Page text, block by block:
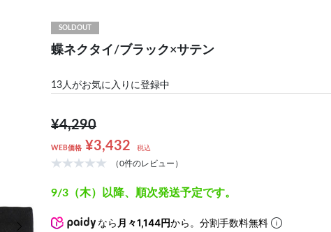
次の画像
SOLDOUT
蝶ネクタイ/ブラック×サテン
13人がお気に入りに登録中
¥4,290
WEB価格 ¥3,432 税込
（0件のレビュー）
9/3（木）以降、順次発送予定です。
なら 月々1,144円から。分割手数料無料